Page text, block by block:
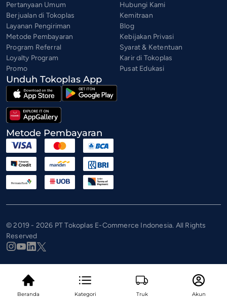
Beranda Kategori Truk Akun
Pertanyaan Umum
Berjualan di Tokoplas
Layanan Pengiriman
Metode Pembayaran
Program Referral
Loyalty Program
Promo
Hubungi Kami
Kemitraan
Blog
Kebijakan Privasi
Syarat & Ketentuan
Karir di Tokoplas
Pusat Edukasi
Unduh Tokoplas App
Metode Pembayaran
© 2019 - 2026 PT Tokoplas E-Commerce Indonesia. All Rights
Reserved